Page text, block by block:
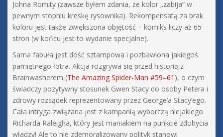
Johna Romity (zawsze byłem zdania, że kolor „zabija” w
pewnym stopniu kreskę rysownika). Rekompensatą za brak
koloru jest także zwiększona objętość – komiks liczy aż 65
stron (w końcu jest to wydanie specjalne).
Sama fabuła jest dość sztampowa i pozbawiona jakiegoś
pamiętnego łotra. Akcja rozgrywa się przed historią z
Brainwasherem (The Amazing Spider-Man #59–61 ), o czym
świadczy pozytywny stosunek Gwen Stacy do osoby Petera i
zdrowy rozsądek reprezentowany przez George’a Stacy’ego.
Cała intryga związana jest z kampanią wyborczą niejakiego
Richarda Raleigha, który jest maniakiem na punkcie zdobycia
władzy! Ale to nie zdemoralizowany polityk stanowi